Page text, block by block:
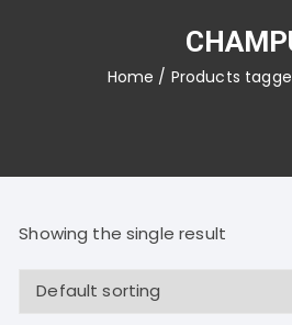
Home / Products
Showing the single result